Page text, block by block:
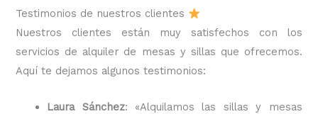
Testimonios de nuestros clientes
Nuestros clientes están muy satisfechos con los
servicios de alquiler de mesas y sillas que ofrecemos.
Aquí te dejamos algunos testimonios:
Laura Sánchez: «Alquilamos las sillas y mesas